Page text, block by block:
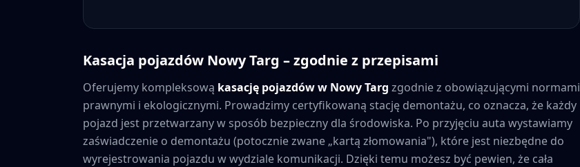
Kasacja pojazdów Nowy Targ – zgodnie z przepisami
Oferujemy kompleksową kasację pojazdów w Nowy Targ zgodnie z obowiązującymi normami
prawnymi i ekologicznymi. Prowadzimy certyfikowaną stację demontażu, co oznacza, że każdy
pojazd jest przetwarzany w sposób bezpieczny dla środowiska. Po przyjęciu auta wystawiamy
zaświadczenie o demontażu (potocznie zwane „kartą złomowania"), które jest niezbędne do
wyrejestrowania pojazdu w wydziale komunikacji. Dzięki temu możesz być pewien, że cała